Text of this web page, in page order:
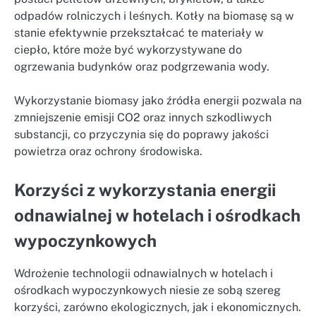
odpadów rolniczych i leśnych. Kotły na biomasę są w
stanie efektywnie przekształcać te materiały w
ciepło, które może być wykorzystywane do
ogrzewania budynków oraz podgrzewania wody.
Wykorzystanie biomasy jako źródła energii pozwala na
zmniejszenie emisji CO2 oraz innych szkodliwych
substancji, co przyczynia się do poprawy jakości
powietrza oraz ochrony środowiska.
Korzyści z wykorzystania energii
odnawialnej w hotelach i ośrodkach
wypoczynkowych
Wdrożenie technologii odnawialnych w hotelach i
ośrodkach wypoczynkowych niesie ze sobą szereg
korzyści, zarówno ekologicznych, jak i ekonomicznych.